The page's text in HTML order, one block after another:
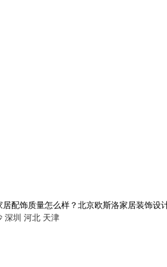
配饰质量怎么样？北京欧斯洛家居装饰
深圳 河北 天津